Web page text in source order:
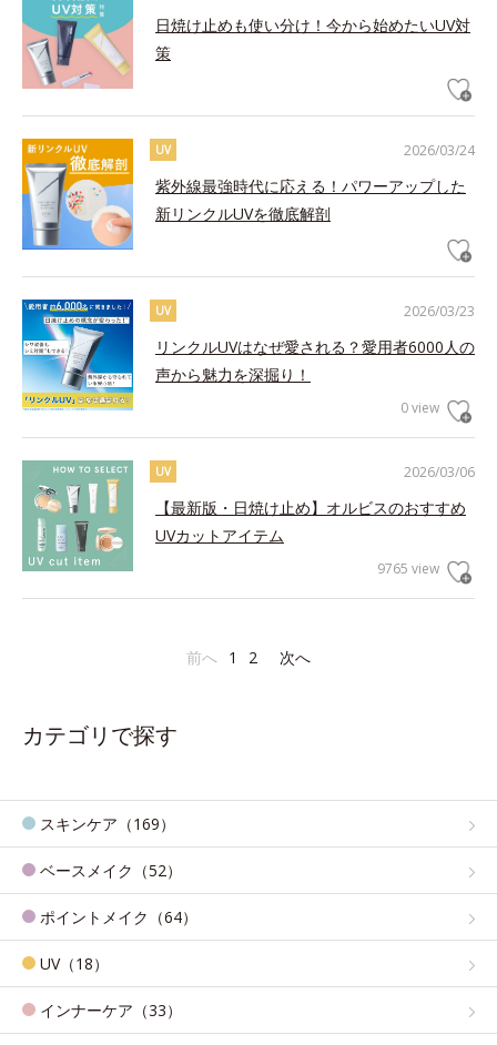
日焼け止めも使い分け！今から始めたいUV対
策
2026/03/24
UV
紫外線最強時代に応える！パワーアップした
新リンクルUVを徹底解剖
2026/03/23
UV
リンクルUVはなぜ愛される？愛用者6000人の
声から魅力を深掘り！
0 view
2026/03/06
UV
【最新版・日焼け止め】オルビスのおすすめ
UVカットアイテム
9765 view
前へ 1 2 次へ
カテゴリで探す
スキンケア（169）
ベースメイク（52）
ポイントメイク（64）
UV（18）
インナーケア（33）